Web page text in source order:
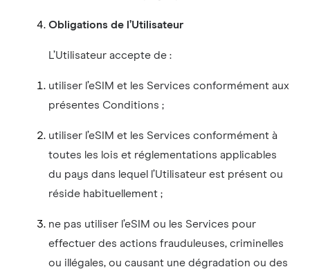
Obligations de l’Utilisateur
L’Utilisateur accepte de :
utiliser l’eSIM et les Services conformément aux
présentes Conditions ;
utiliser l’eSIM et les Services conformément à
toutes les lois et réglementations applicables
du pays dans lequel l’Utilisateur est présent ou
réside habituellement ;
ne pas utiliser l’eSIM ou les Services pour
effectuer des actions frauduleuses, criminelles
ou illégales, ou causant une dégradation ou des